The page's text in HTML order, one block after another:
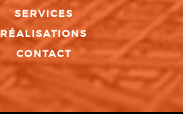
SERVICES
RÉALISATIONS
CONTACT